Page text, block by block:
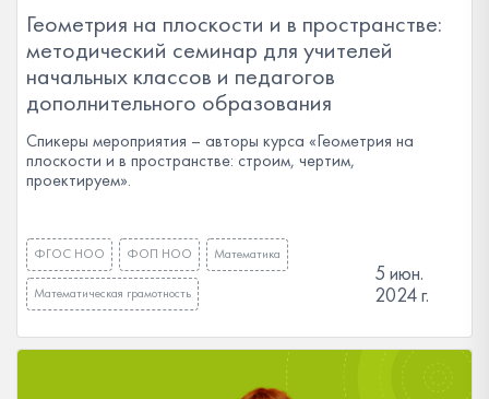
Геометрия на плоскости и в пространстве:
методический семинар для учителей
начальных классов и педагогов
дополнительного образования
Спикеры мероприятия – авторы курса «Геометрия на
плоскости и в пространстве: строим, чертим,
проектируем».
ФГОС НОО ФОП НОО Математика
Математическая грамотность
5 июн.
2024 г.